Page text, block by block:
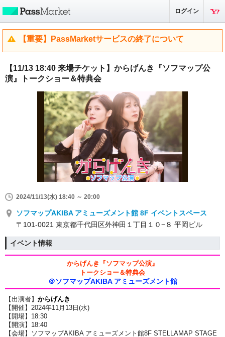
ログイン
【重要】PassMarketサービスの終了について
【11/13 18:40 来場チケット】からげんき『ソフマップ公
演』トークショー＆特典会
2024/11/13(水) 18:40 ～ 20:00
ソフマップAKIBA アミューズメント館 8F イベントスペース
〒101-0021 東京都千代田区外神田１丁目１０−８ 平岡ビル
イベント情報
からげんき『ソフマップ公演』
トークショー＆特典会
＠ソフマップAKIBA アミューズメント館
【出演者】 からげんき
【開催】2024年11月13日(水)
【開場】18:30
【開演】18:40
【会場】ソフマップAKIBA アミューズメント館8F STELLAMAP STAGE